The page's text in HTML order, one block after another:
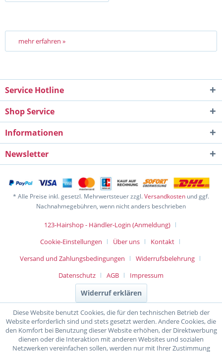
mehr erfahren »
Service Hotline
Shop Service
Informationen
Newsletter
* Alle Preise inkl. gesetzl. Mehrwertsteuer zzgl.Versandkosten und ggf.
Nachnahmegebühren, wenn nicht anders beschrieben
123-Hairshop - Händler-Login (Anmeldung)
Cookie-Einstellungen
Über uns
Kontakt
Versand und Zahlungsbedingungen
Widerrufsbelehrung
Datenschutz
AGB Impressum
Widerruf erklären
Diese Website benutzt Cookies, die für den technischen Betrieb der
Website erforderlich sind und stets gesetzt werden. Andere Cookies, die
den Komfort bei Benutzung dieser Website erhöhen, der Direktwerbung
dienen oder die Interaktion mit anderen Websites und sozialen
Netzwerken vereinfachen sollen, werden nur mit Ihrer Zustimmung